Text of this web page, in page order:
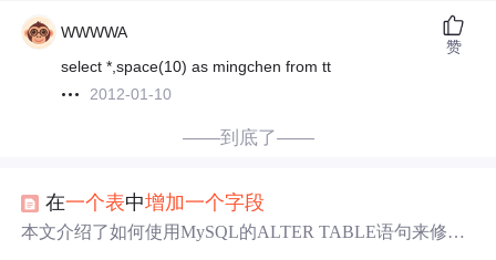
WWWWA
select *,space(10) as mingchen from tt
2012-01-10
赞
——到底了——
在一个表中增加一个字段
本文介绍了如何使用MySQL的ALTER TABLE语句来修改